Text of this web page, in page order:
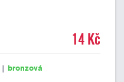
14 Kč
| bronzová